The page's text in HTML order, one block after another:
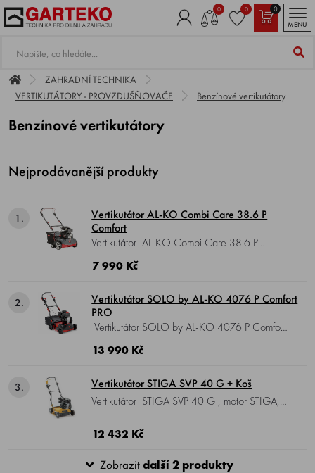
0 0
0
MENU
ZAHRADNÍ TECHNIKA
VERTIKUTÁTORY - PROVZDUŠŇOVAČE
Benzínové vertikutátory
Benzínové vertikutátory
Nejprodávanější produkty
1.
Vertikutátor AL-KO Combi Care 38.6 P
Comfort
Vertikutátor AL-KO Combi Care 38.6 P
Comfort , motor AL-KO, 4-takt, záběr 38 cm,
centrálně, vyměnitelné válce, koš, hmotnost 25
kg.
7 990 Kč
2.
Vertikutátor SOLO by AL-KO 4076 P Comfort
PRO
Vertikutátor SOLO by AL-KO 4076 P Comfort
PRO, motor AL-KO, 4-takt, záběr 40 cm,
centrálně, 32 ocelových, oscilujících nožů, koš
50 litrů, hmotnost 45 kg.
13 990 Kč
3.
Vertikutátor STIGA SVP 40 G + Koš
Vertikutátor STIGA SVP 40 G , motor STIGA,
výšky centrálně, 32 ocelových nožů, koš 50
12 432 Kč
Zobrazitdalší 2 produkty